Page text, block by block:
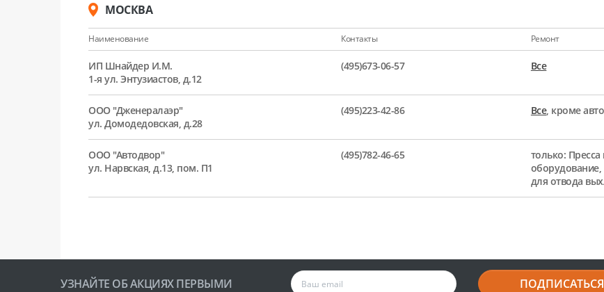
МОСКВА
Наименование Контакты Ремонт
ИП Шнайдер И.М.
1-я ул. Энтузиастов, д.12
(495)673-06-57 Все
ООО "Дженералаэр"
ул. Домодедовская, д.28
(495)223-42-86 Все, кроме
ООО "Автодвор"
ул. Нарвская, д.13, пом. П1
(495)782-46-65
только:
для отвода
УЗНАЙТЕ ОБ АКЦИЯХ ПЕРВЫМИ ПОДПИСАТЬСЯ